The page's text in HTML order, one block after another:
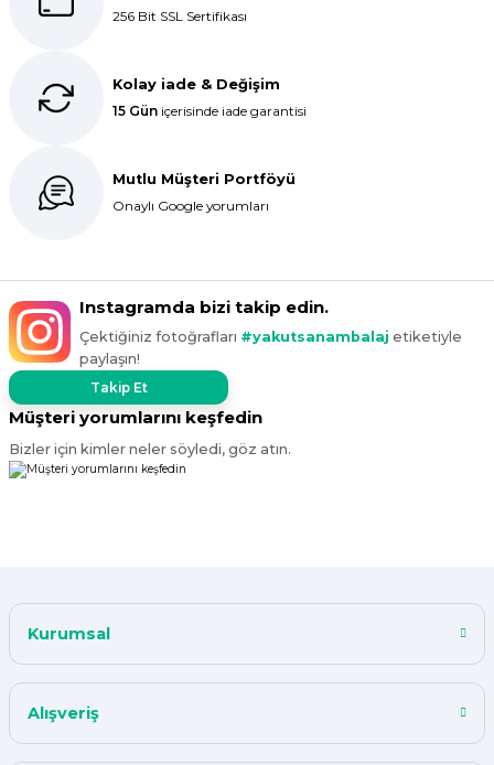
256 Bit SSL Sertifikası
Kolay iade & Değişim
15 Gün içerisinde iade garantisi
Mutlu Müşteri Portföyü
Onaylı Google yorumları
Instagramda bizi takip edin.
Çektiğiniz fotoğrafları #yakutsanambalaj etiketiyle
paylaşın!
Takip Et
Müşteri yorumlarını keşfedin
Bizler için kimler neler söyledi, göz atın.
Kurumsal
Alışveriş